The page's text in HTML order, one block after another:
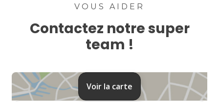
17 18 19 20
31
septembre 2026
VOUS AIDER
Contactez notre super
team !
Voir la carte